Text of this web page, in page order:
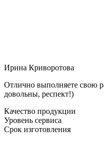
Ирина Криворотова
Отлично выполняете свою
довольны, респект!)
Качество продукции
Уровень сервиса
Срок изготовления